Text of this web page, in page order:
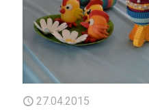
27.04.2015